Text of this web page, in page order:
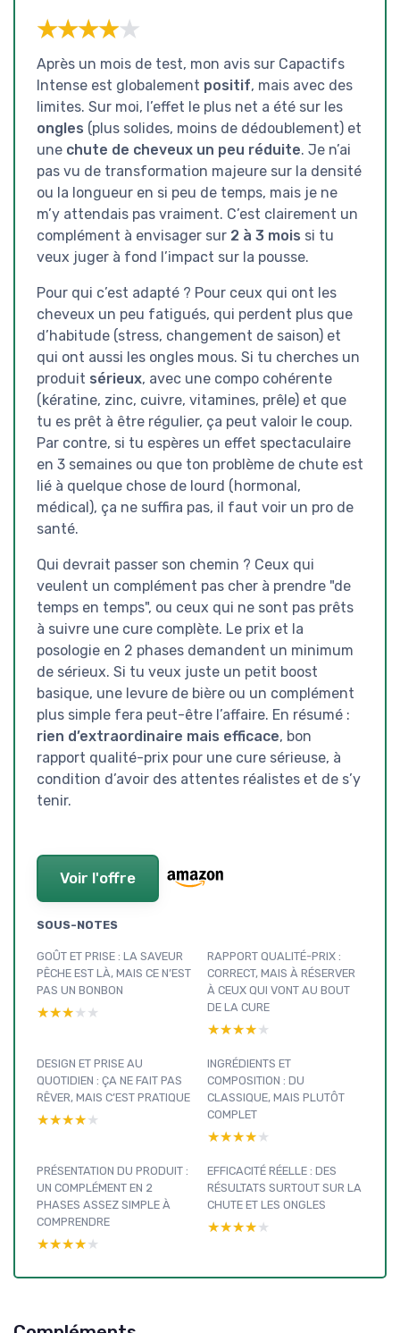
★★★★★
★★★★★
Après un mois de test, mon avis sur Capactifs
Intense est globalement positif, mais avec des
limites. Sur moi, l’effet le plus net a été sur les
ongles (plus solides, moins de dédoublement) et
une chute de cheveux un peu réduite. Je n’ai
pas vu de transformation majeure sur la densité
ou la longueur en si peu de temps, mais je ne
m’y attendais pas vraiment. C’est clairement un
complément à envisager sur 2 à 3 mois si tu
veux juger à fond l’impact sur la pousse.
Pour qui c’est adapté ? Pour ceux qui ont les
cheveux un peu fatigués, qui perdent plus que
d’habitude (stress, changement de saison) et
qui ont aussi les ongles mous. Si tu cherches un
produit sérieux, avec une compo cohérente
(kératine, zinc, cuivre, vitamines, prêle) et que
tu es prêt à être régulier, ça peut valoir le coup.
Par contre, si tu espères un effet spectaculaire
en 3 semaines ou que ton problème de chute est
lié à quelque chose de lourd (hormonal,
médical), ça ne suffira pas, il faut voir un pro de
santé.
Qui devrait passer son chemin ? Ceux qui
veulent un complément pas cher à prendre "de
temps en temps", ou ceux qui ne sont pas prêts
à suivre une cure complète. Le prix et la
posologie en 2 phases demandent un minimum
de sérieux. Si tu veux juste un petit boost
basique, une levure de bière ou un complément
plus simple fera peut-être l’affaire. En résumé :
rien d’extraordinaire mais efficace, bon
rapport qualité-prix pour une cure sérieuse, à
condition d’avoir des attentes réalistes et de s’y
tenir.
Voir l'offre
SOUS-NOTES
GOÛT ET PRISE : LA SAVEUR
PÊCHE EST LÀ, MAIS CE N’EST
PAS UN BONBON
★★★★★
★★★★★
RAPPORT QUALITÉ-PRIX :
CORRECT, MAIS À RÉSERVER
À CEUX QUI VONT AU BOUT
DE LA CURE
★★★★★
★★★★★
DESIGN ET PRISE AU
QUOTIDIEN : ÇA NE FAIT PAS
RÊVER, MAIS C’EST PRATIQUE
★★★★★
★★★★★
INGRÉDIENTS ET
COMPOSITION : DU
CLASSIQUE, MAIS PLUTÔT
COMPLET
★★★★★
★★★★★
PRÉSENTATION DU PRODUIT :
UN COMPLÉMENT EN 2
PHASES ASSEZ SIMPLE À
COMPRENDRE
★★★★★
★★★★★
EFFICACITÉ RÉELLE : DES
RÉSULTATS SURTOUT SUR LA
CHUTE ET LES ONGLES
★★★★★
★★★★★